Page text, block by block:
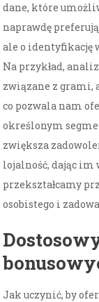
dane, które
naprawdę
ale o identyfikację
Na przykład,
związane z grami,
co pozwala nam
określonym
zwiększa
lojalność, dając im
przekształcamy
osobistego i
Jak uczynić, by